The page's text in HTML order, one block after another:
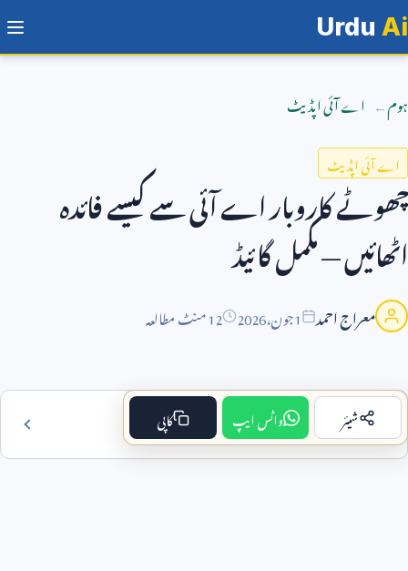
Urdu Ai
ہوم اے آئی اپڈیٹ
اے آئی اپڈیٹ
چھوٹے کاروبار اے آئی سے کیسے فائدہ
اٹھائیں — مکمل گائیڈ
معراج احمد 1جون،2026 12 منٹ مطالعہ
فہرست مضمون
شیئر واٹس ایپ کاپی